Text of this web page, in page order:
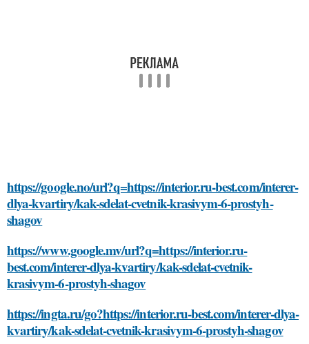
https://google.no/url?q=https://interior.ru-best.com/interer-
dlya-kvartiry/kak-sdelat-cvetnik-krasivym-6-prostyh-
shagov
https://www.google.mv/url?q=https://interior.ru-
best.com/interer-dlya-kvartiry/kak-sdelat-cvetnik-
krasivym-6-prostyh-shagov
https://ingta.ru/go?https://interior.ru-best.com/interer-dlya-
kvartiry/kak-sdelat-cvetnik-krasivym-6-prostyh-shagov